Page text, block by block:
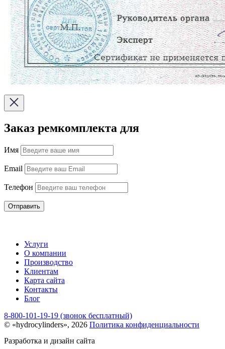
Заказ ремкомплекта для
Имя
Email
Телефон
Отправить
Услуги
О компании
Производство
Клиентам
Карта сайта
Контакты
Блог
8-800-101-19-19 (звонок бесплатный)
© «hydrocylinders», 2026 Политика конфиденциальности
Разработка и дизайн сайта